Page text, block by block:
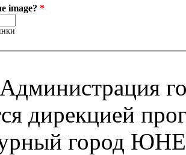
image? *
дирекцией
город